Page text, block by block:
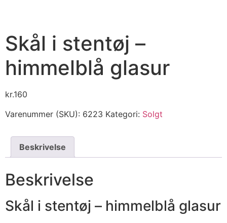
Skål i stentøj –
himmelblå glasur
kr.160
Varenummer (SKU): 6223 Kategori: Solgt
Beskrivelse
Beskrivelse
Skål i stentøj – himmelblå glasur